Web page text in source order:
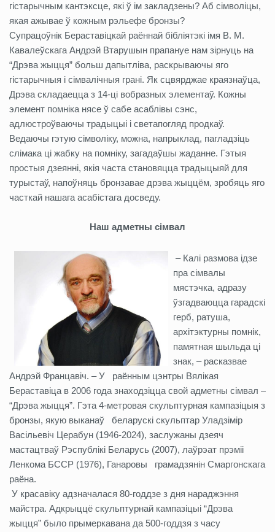
гістарычным кантэксце, які ў ім закладзены? Аб сімволіцы,
якая ажывае ў кожным рэльефе бронзы?
Супрацоўнік Бераставіцкай раённай бібліятэкі імя В. М.
Кавалеўскага Андрэй Втарушын прапануе нам зірнуць на
“Дрэва жыцця” больш дапытліва, раскрываючы яго
гістарычныя і сімвалічныя грані. Як сцвярджае краязнаўца,
Дрэва складаецца з 14-ці вобразных элементаў. Кожны
элемент помніка нясе ў сабе асаблівы сэнс,
адлюстроўваючы традыцыі і светапогляд продкаў.
Ведаючы гэтую сімволіку, можна, напрыклад, пагладзіць
слімака ці жабку на помніку, загадаўшы жаданне. Гэтыя
простыя дзеянні, якія часта становяцца традыцыяй для
турыстаў, напоўняць бронзавае дрэва жыццём, зробяць яго
часткай нашага асабістага досведу.
Наш адметны сімвал
– Калі размова ідзе
пра сімвалы
мястэчка, адразу
ўзгадваюцца гарадскі
герб, ратуша,
архітэктурны помнік,
памятная шыльда ці
знак, – расказвае
Андрэй Францавіч. – У раённым цэнтры Вялікая
Бераставіца в 2006 года знаходзіцца свой адметны сімвал –
“Дрэва жыцця”. Гэта 4-метровая скульптурная кампазіцыя з
бронзы, якую выканаў беларускі скульптар Уладзімір
Васільевіч Церабун (1946-2024), заслужаны дзеяч
мастацтваў Рэспублікі Беларусь (2007), лаўрэат прэміі
Ленкома БССР (1976), Ганаровы грамадзянін Смаргонскага
раёна.
У красавіку адзначалася 80-годдзе з дня нараджэння
майстра. Адкрыццё скульптурнай кампазіцыі “Дрэва
жыцця” было прымеркавана да 500-годдзя з часу